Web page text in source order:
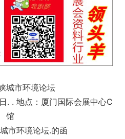
城市环境论坛
. . 地点：厦门国际会展中心C
馆
市环境论坛.的函